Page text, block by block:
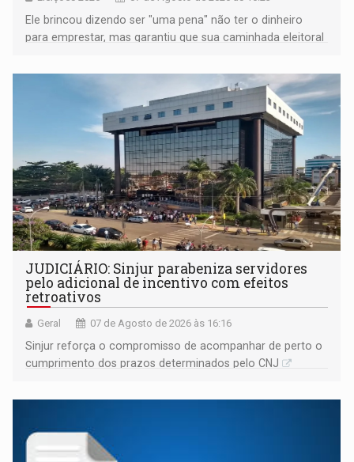
Ele brincou dizendo ser "uma pena" não ter o dinheiro
para emprestar, mas garantiu que sua caminhada eleitoral
JUDICIÁRIO: Sinjur parabeniza servidores
pelo adicional de incentivo com efeitos
retroativos
Geral 07 de Agosto de 2026 às 16:16
Sinjur reforça o compromisso de acompanhar de perto o
cumprimento dos prazos determinados pelo CNJ